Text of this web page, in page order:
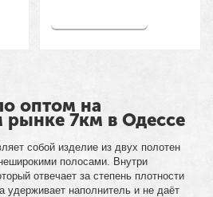
оптом на
7км в Одессе
собой изделие из двух полотен
полосами. Внутри
отвечает за степень плотности
удерживает наполнитель и не даёт